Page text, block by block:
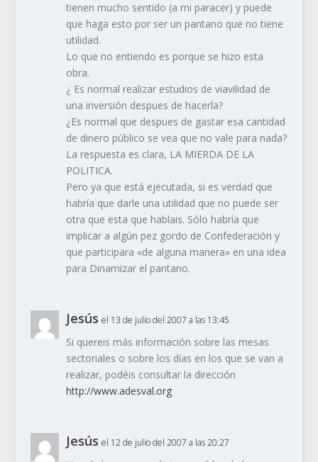
tienen mucho sentido (a mi paracer) y puede
que haga esto por ser un pantano que no tiene
utilidad.
Lo que no entiendo es porque se hizo esta
obra.
¿ Es normal realizar estudios de viavilidad de
una inversión despues de hacerla?
¿Es normal que despues de gastar esa cantidad
de dinero público se vea que no vale para nada?
La respuesta es clara, LA MIERDA DE LA
POLITICA.
Pero ya que está ejecutada, si es verdad que
habría que darle una utilidad que no puede ser
otra que esta que hablais. Sólo habría que
implicar a algún pez gordo de Confederación y
que participara «de alguna manera» en una idea
para Dinamizar el pantano.
Jesús el 13 de julio del 2007 a las 13:45
Si quereis más información sobre las mesas
sectoriales o sobre los días en los que se van a
realizar, podéis consultar la dirección
http://www.adesval.org
Jesús el 12 de julio del 2007 a las 20:27